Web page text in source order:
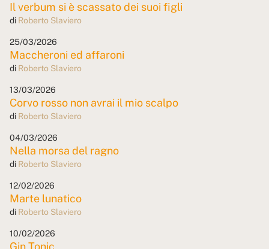
Il verbum si è scassato dei suoi figli
di Roberto Slaviero
25/03/2026
Maccheroni ed affaroni
di Roberto Slaviero
13/03/2026
Corvo rosso non avrai il mio scalpo
di Roberto Slaviero
04/03/2026
Nella morsa del ragno
di Roberto Slaviero
12/02/2026
Marte lunatico
di Roberto Slaviero
10/02/2026
Gin Tonic